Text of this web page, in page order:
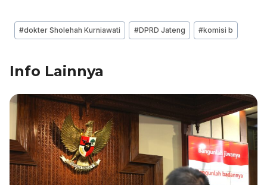
c
e
b
o
o
k
k
e
n
at
s
p
e
gr
ai
l
ar
e
Post
Tags:
#dokter Sholehah Kurniawati #DPRD Jateng #komisi b
Info Lainnya